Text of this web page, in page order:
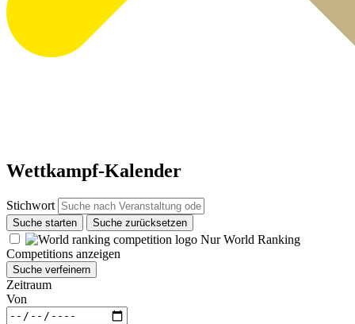
Wettkampf-Kalender
Stichwort
Suche starten Suche zurücksetzen
Nur World Ranking
Competitions anzeigen
Suche verfeinern
Zeitraum
Von